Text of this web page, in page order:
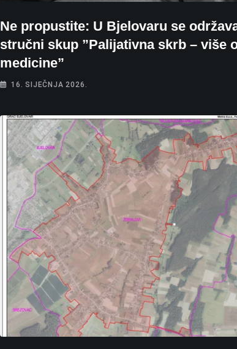
Ne propustite: U Bjelovaru se
stručni skup ”Palijativna skrb – više
medicine”
16. SIJEČNJA 2026.